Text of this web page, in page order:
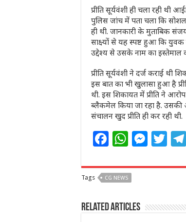
प्रीति सूर्यवंशी ही चला रही थी
पुलिस जांच में पता चला कि सोशल
ही थी. जानकारी के मुताबिक
साक्ष्यों से यह स्पष्ट हुआ कि
उद्देश्य से उसके नाम का इस्तेमाल
प्रीति सूर्यवंशी ने दर्ज कराई थी
इस बात का भी खुलासा हुआ है
थी. इस शिकायत में प्रीति ने
ब्लैकमेल किया जा रहा है. उसकी
संचालन खुद प्रीति ही कर रही थी.
F
c
e
b
o
W
at
s
A
p
M
ss
n
g
T
itt
r
Tags CG NEWS
Related Articles